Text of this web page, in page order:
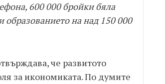
600 000 бройки бяла
образованието на над 150 000
че развитото
за икономиката. По думите